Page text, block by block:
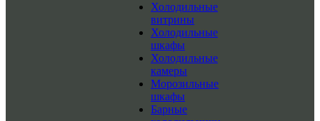
Холодильные
витрины
Холодильные
шкафы
Холодильные
камеры
Морозильные
шкафы
Барные